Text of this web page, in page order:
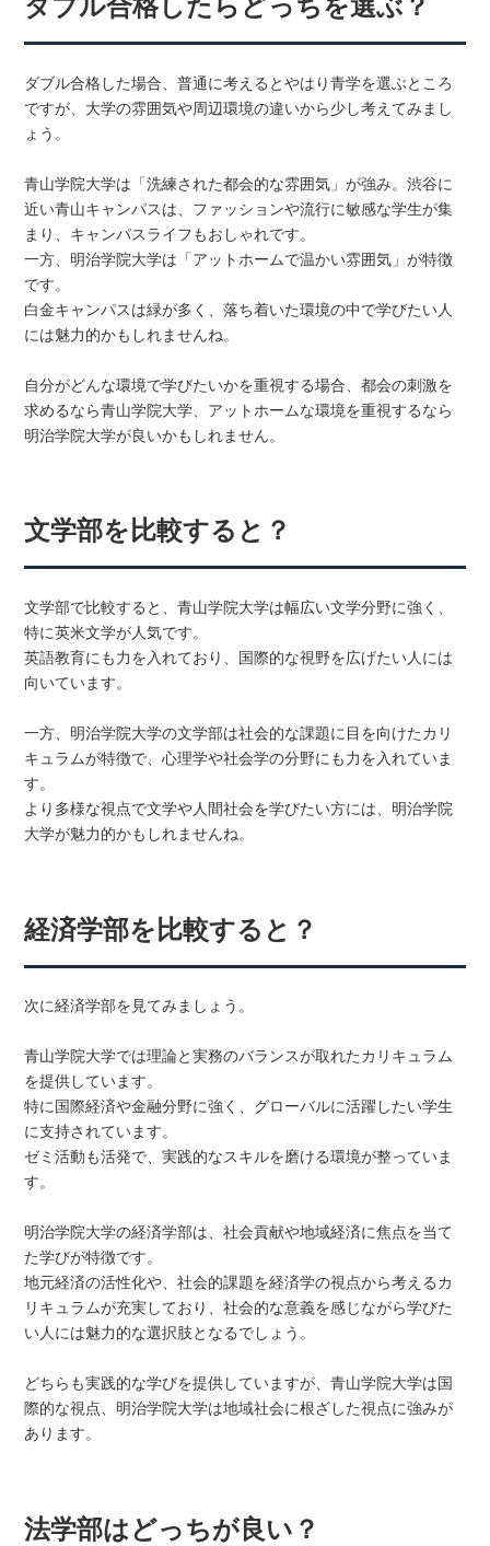
ダブル合格したらどっちを選ぶ？
ダブル合格した場合、普通に考えるとやはり青学を選ぶところ
ですが、大学の雰囲気や周辺環境の違いから少し考えてみまし
ょう。
青山学院大学は「洗練された都会的な雰囲気」が強み。渋谷に
近い青山キャンパスは、ファッションや流行に敏感な学生が集
まり、キャンパスライフもおしゃれです。
一方、明治学院大学は「アットホームで温かい雰囲気」が特徴
です。
白金キャンパスは緑が多く、落ち着いた環境の中で学びたい人
には魅力的かもしれませんね。
自分がどんな環境で学びたいかを重視する場合、都会の刺激を
求めるなら青山学院大学、アットホームな環境を重視するなら
明治学院大学が良いかもしれません。
文学部を比較すると？
文学部で比較すると、青山学院大学は幅広い文学分野に強く、
特に英米文学が人気です。
英語教育にも力を入れており、国際的な視野を広げたい人には
向いています。
一方、明治学院大学の文学部は社会的な課題に目を向けたカリ
キュラムが特徴で、心理学や社会学の分野にも力を入れていま
す。
より多様な視点で文学や人間社会を学びたい方には、明治学院
大学が魅力的かもしれませんね。
経済学部を比較すると？
次に経済学部を見てみましょう。
青山学院大学では理論と実務のバランスが取れたカリキュラム
を提供しています。
特に国際経済や金融分野に強く、グローバルに活躍したい学生
に支持されています。
ゼミ活動も活発で、実践的なスキルを磨ける環境が整っていま
す。
明治学院大学の経済学部は、社会貢献や地域経済に焦点を当て
た学びが特徴です。
地元経済の活性化や、社会的課題を経済学の視点から考えるカ
リキュラムが充実しており、社会的な意義を感じながら学びた
い人には魅力的な選択肢となるでしょう。
どちらも実践的な学びを提供していますが、青山学院大学は国
際的な視点、明治学院大学は地域社会に根ざした視点に強みが
あります。
法学部はどっちが良い？